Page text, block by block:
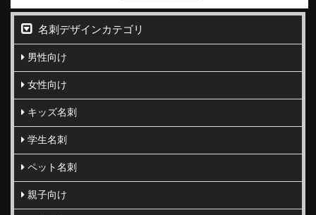
名刺デザインカテゴリ
男性向け
女性向け
キッズ名刺
学生名刺
ペット名刺
親子向け